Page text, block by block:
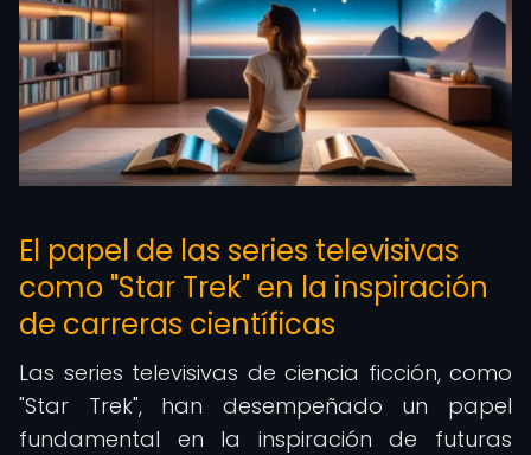
El papel de las series televisivas
como "Star Trek" en la inspiración
de carreras científicas
Las series televisivas de ciencia ficción, como
"Star Trek", han desempeñado un papel
fundamental en la inspiración de futuras